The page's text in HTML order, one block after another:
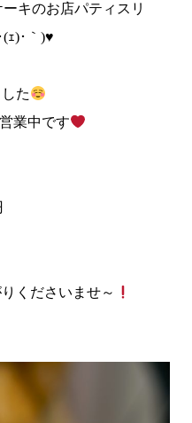
キのお店パティスリ
ｪ)･｀)♥
た
業中です
くださいませ～